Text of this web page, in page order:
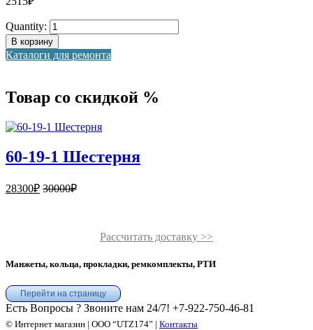
Quantity:
В корзину
Каталоги для ремонта
Товар со скидкой %
60-19-1 Шестерня
28300₽ 30000₽
Рассчитать доставку >>
Манжеты, кольца, прокладки, ремкомплекты, РТИ
Перейти на страницу
Есть Вопросы ? Звоните нам 24/7! +7-922-750-46-81
© Интернет магазин | ООО “UTZ174” | Контакты